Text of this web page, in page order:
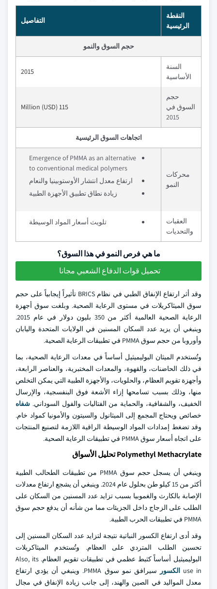
النقطة
الرئيسية
التفاصيل
حجم السوق والنمو
السنة
الأساسية
2015
حجم
السوق في
2015
115 Million (USD)
اتجاهات السوق الرئيسية
محركات
النمو
Emergence of PMMA as an alternative
to conventional medical polymers
ارتفاع معدل انتشار الأوستوبينيا والنعام
زيادة نطاق تطبيق الأجهزة الطبية
العقبات
والتحديات
تلويث أسعار المواد الوسيطة
ما هي فرص النمو في هذا السوق؟
تحميل قوات الدفاع الشعبي مجانا
وقد أثر ارتفاع الإنفاق الطبي في نظام BRICS تأثيراً إيجابياً على حجم
سوق الميثاكريلات في مستوى الرعاية الصحية. وبلغت سوق أجهزة
الرعاية الصحية العالمية أكثر من 350 بليون دولار في عام 2015.
وينبغي أن يزيد عدد السكان المسنين في الولايات المتحدة واليابان
وأوروبا من حجم سوق PMMA في تطبيقات الرعاية الصحية.
وتُستخدم الميثان البوليميثيل أساساً في معدات الرعاية الصحية، بما
في ذلك الحاضنات، والقهوة، والمعدات المختبرية، والعناصر الرابعة،
وأجهزة تقويم العظام، والحلويات، والأجهزة الطبية التي يمكن التخلص
منها، وذلك بسبب تسامحها إزاء الأشعة فوق البنفسجية، والإرسال
الخفيف، والشفافية، والحماية من الفتاليات والفول السوداني. شفاه
خصائص ويحتاج المجمع إلى الميثانول والسيتون والأمونيا كمواد خام.
وقد تضغط إمدادات المواد الوسيطة الراقية اللازمة لتصنيع المنتجات
على اتجاه أسعار سوق PMMA في تطبيقات الرعاية الصحية.
Polymethyl Methacrylate تحليل الأسواق
وينبغي أن يسجل حجم سوق PMMA من تطبيقات الطحالب الطبية
أكثر من 15 كيلو طن بحلول عام 2024. وينبغي أن يشجع ارتفاع معدلات
الإصابة بالكارث والغموبيا بسبب تزايد عدد المسنين من السكان على
الطلب على الزجاج داخل الجزيئات مما من شأنه أن يدفع حجم سوق
PMMA في تطبيقات الحرب الطبية.
وقد أدى ارتفاع الكسور النباتية نتيجة لتزايد عدد السكان المسنين إلى
تحسين الطلب المتردي على العظام. وتُستخدم الميثاكريلات
البوليميثيل أساساً كثبط عظمي في تطبيقات تقويم العظام. Also, its
use in الكسور
سيرافق نمو سوق PMMA. وينبغي أن يؤدي ارتفاع
معدل المواليد في الصين والهند، إلى جانب زيادة الإنفاق في مجال